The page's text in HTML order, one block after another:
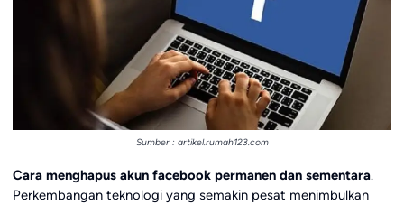
Sumber : artikel.rumah123.com
Cara menghapus akun facebook permanen dan sementara.
Perkembangan teknologi yang semakin pesat menimbulkan